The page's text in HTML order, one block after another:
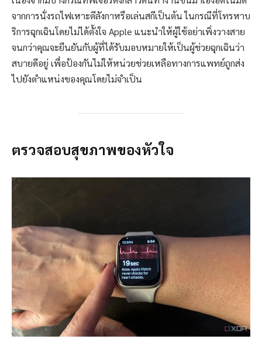
จากการนั่งรถไฟเหาะตีลังกาหรือเล่นสกีเป็นต้น ในกรณีที่โทรหาบ
ริการฉุกเฉินโดยไม่ได้ตั้งใจ Apple แนะนำให้ผู้ใช้อย่าเพิ่งวางสาย
จนกว่าคุณจะยืนยันกับผู้ที่ได้รับมอบหมายให้เป็นผู้ช่วยฉุกเฉินว่า
สบายดีอยู่ เพื่อป้องกันไม่ให้หน่วยช่วยเหลือทางการแพทย์ถูกส่ง
ไปยังตำแหน่งของคุณโดยไม่จำเป็น
ตรวจสอบสุขภาพของหัวใจ